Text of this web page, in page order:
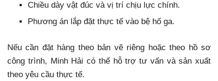
Chiều dày vật đúc và vị trí chịu lực chính.
Phương án lắp đặt thực tế vào bệ hố ga.
Nếu cần đặt hàng theo bản vẽ riêng hoặc theo hồ sơ
công trình, Minh Hải có thể hỗ trợ tư vấn và sản xuất
theo yêu cầu thực tế.